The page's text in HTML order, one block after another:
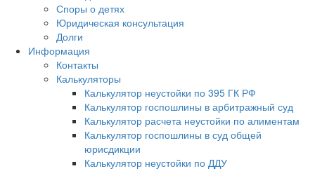
Споры о детях
Юридическая консультация
Долги
Информация
Контакты
Калькуляторы
Калькулятор неустойки по 395 ГК РФ
Калькулятор госпошлины в арбитражный суд
Калькулятор расчета неустойки по алиментам
Калькулятор госпошлины в суд общей
юрисдикции
Калькулятор неустойки по ДДУ